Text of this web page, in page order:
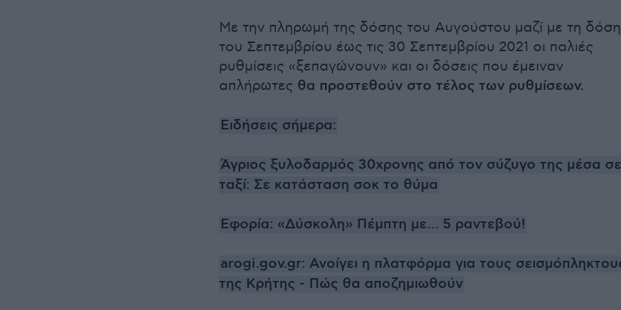
Με την πληρωμή της δόσης του Αυγούστου μαζί με τη δόση
του Σεπτεμβρίου έως τις 30 Σεπτεμβρίου 2021 οι παλιές
ρυθμίσεις «ξεπαγώνουν» και οι δόσεις που έμειναν
απλήρωτες θα προστεθούν στο τέλος των ρυθμίσεων.
Ειδήσεις σήμερα:
Άγριος ξυλοδαρμός 30χρονης από τον σύζυγο της μέσα σε
ταξί: Σε κατάσταση σοκ το θύμα
Εφορία: «Δύσκολη» Πέμπτη με… 5 ραντεβού!
arogi.gov.gr: Ανοίγει η πλατφόρμα για τους
της Κρήτης - Πώς θα αποζημιωθούν